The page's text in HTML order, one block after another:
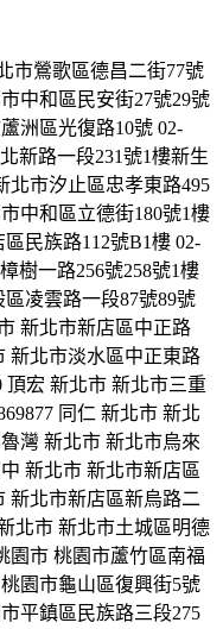
市鶯歌區德昌二街77號
中和區民安街27號29號
洲區光復路10號 02-
新路一段231號1樓新生
北市汐止區忠孝東路495
中和區立德街180號1樓
民族路112號B1樓 02-
樹一路256號258號1樓
區凌雲路一段87號89號
新北市新店區中正路
新北市淡水區中正東路
頂宏 新北市 新北市三重
同仁 新北市 新北
灣 新北市 新北市烏來
新北市 新北市新店區
新北市新店區新烏路二
北市 新北市土城區明德
園市 桃園市蘆竹區南福
園市龜山區復興街5號
平鎮區民族路三段275